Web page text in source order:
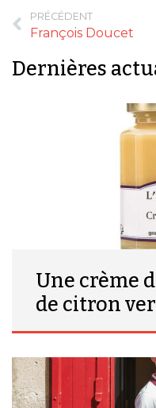
PRÉCÉDENT
François Doucet
Dernières
Une crème
de citron